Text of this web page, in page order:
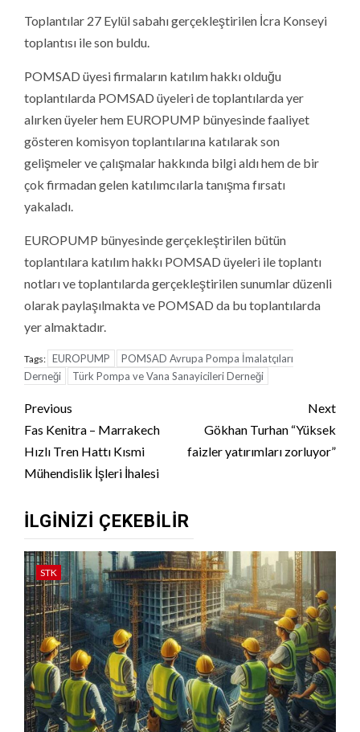
Toplantılar 27 Eylül sabahı gerçekleştirilen İcra Konseyi
toplantısı ile son buldu.
POMSAD üyesi firmaların katılım hakkı olduğu
toplantılarda POMSAD üyeleri de toplantılarda yer
alırken üyeler hem EUROPUMP bünyesinde faaliyet
gösteren komisyon toplantılarına katılarak son
gelişmeler ve çalışmalar hakkında bilgi aldı hem de bir
çok firmadan gelen katılımcılarla tanışma fırsatı
yakaladı.
EUROPUMP bünyesinde gerçekleştirilen bütün
toplantılara katılım hakkı POMSAD üyeleri ile toplantı
notları ve toplantılarda gerçekleştirilen sunumlar düzenli
olarak paylaşılmakta ve POMSAD da bu toplantılarda
yer almaktadır.
Tags: EUROPUMP
POMSAD Avrupa Pompa İmalatçıları
Derneği
Türk Pompa ve Vana Sanayicileri Derneği
Continue
Reading
Previous
Fas Kenitra – Marrakech
Hızlı Tren Hattı Kısmi
Mühendislik İşleri İhalesi
Next
Gökhan Turhan “Yüksek
faizler yatırımları zorluyor”
İLGINIZI ÇEKEBILIR
STK